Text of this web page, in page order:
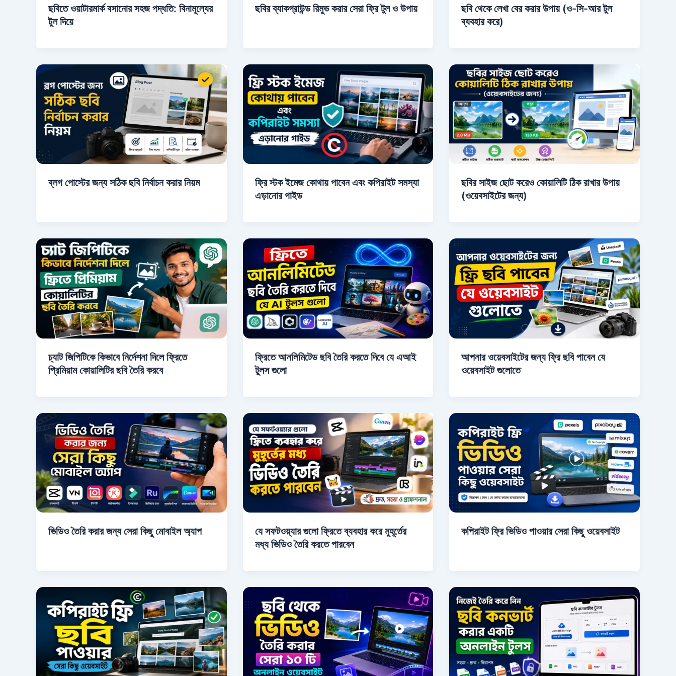
ছবিতে ওয়াটারমার্ক বসানোর সহজ পদ্ধতি: বিনামূল্যের
টুল দিয়ে
ছবির ব্যাকগ্রাউন্ড রিমুভ করার সেরা ফ্রি টুল ও উপায়
ছবি থেকে লেখা বের করার উপায় (ও-সি-আর টুল
ব্যবহার করে)
ব্লগ পোস্টের জন্য সঠিক ছবি নির্বাচন করার নিয়ম
ফ্রি স্টক ইমেজ কোথায় পাবেন এবং কপিরাইট সমস্যা
এড়ানোর গাইড
ছবির সাইজ ছোট করেও কোয়ালিটি ঠিক রাখার উপায়
(ওয়েবসাইটের জন্য)
চ্যাট জিপিটিকে কিভাবে নির্দেশনা দিলে ফ্রিতে
প্রিমিয়াম কোয়ালিটির ছবি তৈরি করবে
ফ্রিতে আনলিমিটেড ছবি তৈরি করতে দিবে যে এআই
টুলস গুলো
আপনার ওয়েবসাইটের জন্য ফ্রি ছবি পাবেন যে
ওয়েবসাইট গুলোতে
ভিডিও তৈরি করার জন্য সেরা কিছু মোবাইল অ্যাপ
যে সফটওয়্যার গুলো ফ্রিতে ব্যবহার করে মুহূর্তের
মধ্য ভিডিও তৈরি করতে পারবেন
কপিরাইট ফ্রি ভিডিও পাওয়ার সেরা কিছু ওয়েবসাইট